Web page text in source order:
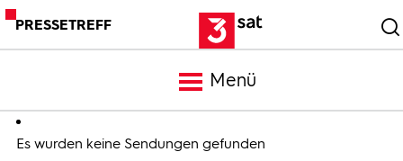
PRESSETREFF
Menü
Meldungen
Es wurden keine Sendungen gefunden